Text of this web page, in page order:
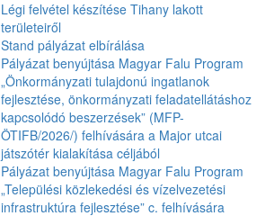
Légi felvétel készítése Tihany lakott
területeiről
Stand pályázat elbírálása
Pályázat benyújtása Magyar Falu Program
„Önkormányzati tulajdonú ingatlanok
fejlesztése, önkormányzati feladatellátáshoz
kapcsolódó beszerzések” (MFP-
ÖTIFB/2026/) felhívására a Major utcai
játszótér kialakítása céljából
Pályázat benyújtása Magyar Falu Program
„Települési közlekedési és vízelvezetési
infrastruktúra fejlesztése” c. felhívására